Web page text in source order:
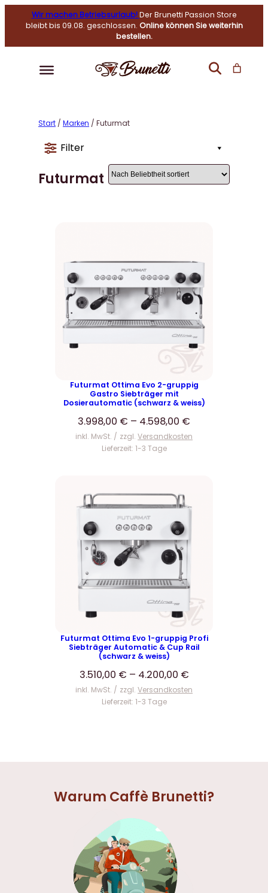
Wir machen Betriebsurlaub!Der Brunetti Passion Store
bleibt bis 09.08. geschlossen. Online können Sie weiterhin
bestellen.
Start / Marken / Futurmat
Filter
Futurmat
Futurmat Ottima Evo 2-gruppig
Gastro Siebträger mit
Dosierautomatic (schwarz & weiss)
3.998,00 € – 4.598,00 €
inkl. MwSt. zzgl. Versandkosten
Lieferzeit: 1-3 Tage
Futurmat Ottima Evo 1-gruppig Profi
Siebträger Automatic & Cup Rail
(schwarz & weiss)
3.510,00 € – 4.200,00 €
inkl. MwSt. zzgl. Versandkosten
Lieferzeit: 1-3 Tage
Warum Caffè Brunetti?